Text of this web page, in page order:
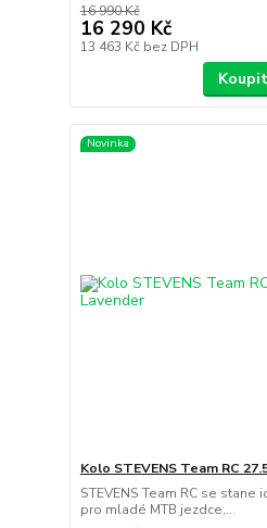
16 990 Kč
16 290 Kč
13 463 Kč bez DPH
Koupit
Novinka
Kolo STEVENS Team RC
STEVENS Team RC se
pro mladé MTB jezdce,...